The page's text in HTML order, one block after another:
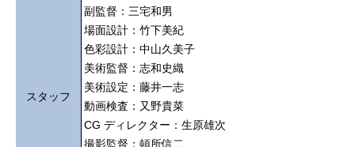
スタッフ
副監督：三宅和男
場面設計：竹下美紀
色彩設計：中山久美子
美術監督：志和史織
美術設定：藤井一志
動画検査：又野貴菜
CG ディレクター：生原雄次
撮影監督：頓所信二